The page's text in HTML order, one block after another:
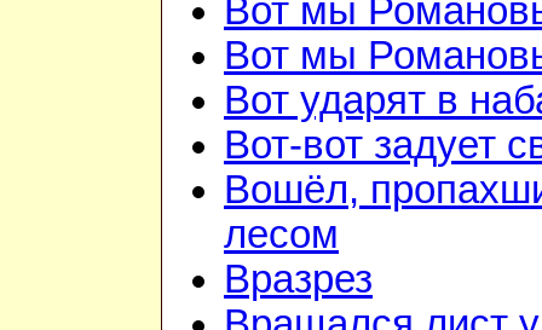
Вот мы
Вот мы
Вот ударят в
Вот-вот задует
Вошёл,
лесом
Вразрез